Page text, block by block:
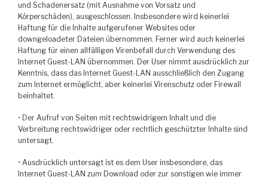
und Schadenersatz (mit Ausnahme von Vorsatz und
Körperschäden), ausgeschlossen. Insbesondere wird keinerlei
Haftung für die Inhalte aufgerufener Websites oder
downgeloadeter Dateien übernommen. Ferner wird auch keinerlei
Haftung für einen allfälligen Virenbefall durch Verwendung des
Internet Guest-LAN übernommen. Der User nimmt ausdrücklich zur
Kenntnis, dass das Internet Guest-LAN ausschließlich den Zugang
zum Internet ermöglicht, aber keinerlei Virenschutz oder Firewall
beinhaltet.
• Der Aufruf von Seiten mit rechtswidrigem Inhalt und die
Verbreitung rechtswidriger oder rechtlich geschützter Inhalte sind
untersagt.
• Ausdrücklich untersagt ist es dem User insbesondere, das
Internet Guest-LAN zum Download oder zur sonstigen wie immer